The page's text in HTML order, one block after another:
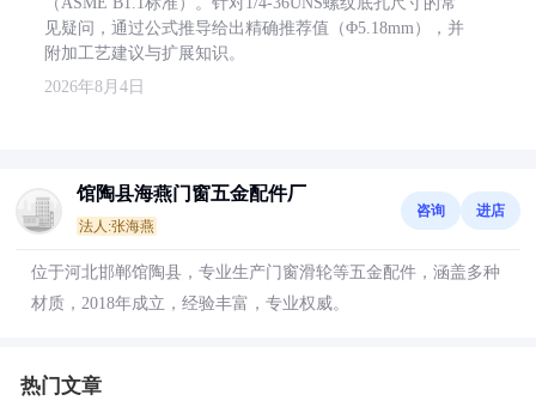
见疑问，通过公式推导给出精确推荐值（Φ5.18mm），并
附加工艺建议与扩展知识。
2026年8月4日
馆陶县海燕门窗五金配件厂
法人:张海燕
咨询 进店
位于河北邯郸馆陶县，专业生产门窗滑轮等五金配件，涵盖多种
材质，2018年成立，经验丰富，专业权威。
热门文章